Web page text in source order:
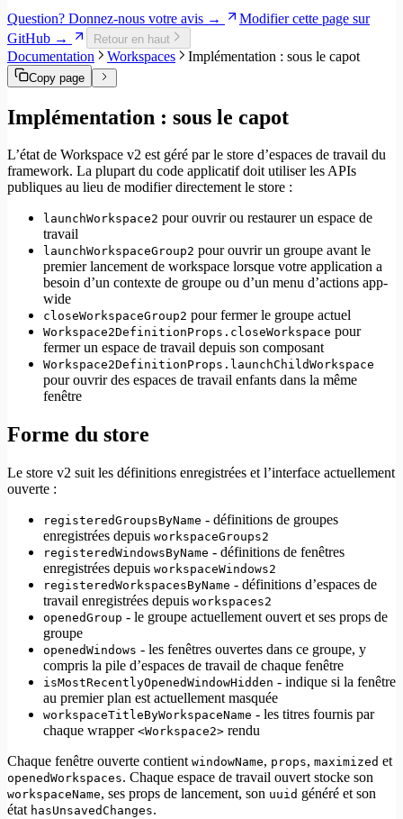
Internationalisation
Gestion des erreurs
Tests
Performance
Question? Donnez-nous votre avis →
Modifier cette page sur
GitHub →
Retour en haut
Documentation Workspaces Implémentation : sous le capot
Copy page
Implémentation : sous le capot
L’état de Workspace v2 est géré par le store d’espaces de travail du
framework. La plupart du code applicatif doit utiliser les APIs
publiques au lieu de modifier directement le store :
launchWorkspace2 pour ouvrir ou restaurer un espace de
travail
launchWorkspaceGroup2 pour ouvrir un groupe avant le
premier lancement de workspace lorsque votre application a
besoin d’un contexte de groupe ou d’un menu d’actions app-
wide
closeWorkspaceGroup2 pour fermer le groupe actuel
Workspace2DefinitionProps.closeWorkspace pour
fermer un espace de travail depuis son composant
Workspace2DefinitionProps.launchChildWorkspace
pour ouvrir des espaces de travail enfants dans la même
fenêtre
Forme du store
Le store v2 suit les définitions enregistrées et l’interface actuellement
ouverte :
registeredGroupsByName - définitions de groupes
enregistrées depuis workspaceGroups2
registeredWindowsByName - définitions de fenêtres
enregistrées depuis workspaceWindows2
registeredWorkspacesByName - définitions d’espaces de
travail enregistrées depuis workspaces2
openedGroup - le groupe actuellement ouvert et ses props de
groupe
openedWindows - les fenêtres ouvertes dans ce groupe, y
compris la pile d’espaces de travail de chaque fenêtre
isMostRecentlyOpenedWindowHidden - indique si la fenêtre
au premier plan est actuellement masquée
workspaceTitleByWorkspaceName - les titres fournis par
chaque wrapper <Workspace2> rendu
Chaque fenêtre ouverte contient windowName, props, maximized et
openedWorkspaces. Chaque espace de travail ouvert stocke son
workspaceName, ses props de lancement, son uuid généré et son
état hasUnsavedChanges.